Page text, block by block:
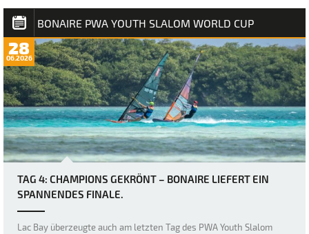
BONAIRE PWA YOUTH SLALOM WORLD CUP
28
06.2026
TAG 4: CHAMPIONS GEKRÖNT – BONAIRE LIEFERT EIN
SPANNENDES FINALE.
Lac Bay überzeugte auch am letzten Tag des PWA Youth Slalom